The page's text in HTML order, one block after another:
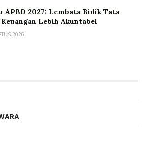
APBD 2027: Lembata Bidik Tata
Lebih Akuntabel
2026